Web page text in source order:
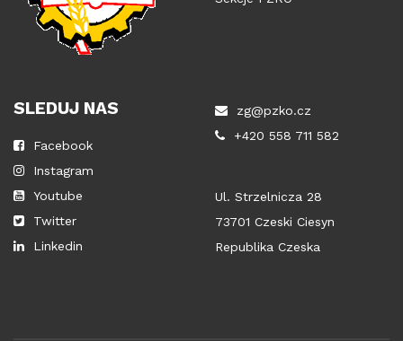
SLEDUJ NAS
Facebook
Instagram
Youtube
Twitter
Linkedin
zg@pzko.cz
+420 558 711 582
Ul. Strzelnicza 28
73701 Czeski Ciesyn
Republika Czeska